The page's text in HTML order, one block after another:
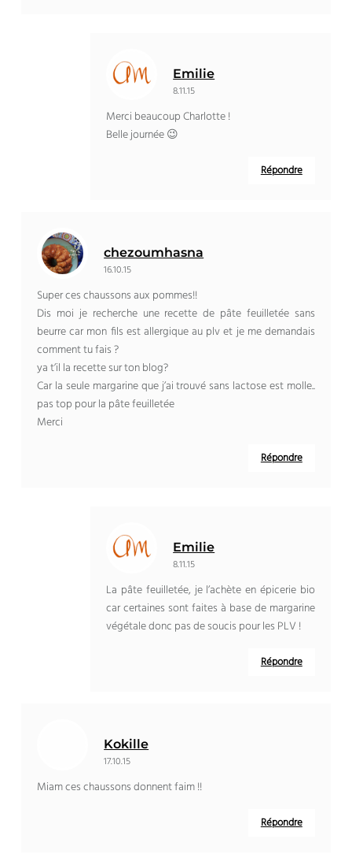
Emilie
8.11.15
Merci beaucoup Charlotte !
Belle journée 😉
Répondre
chezoumhasna
16.10.15
Super ces chaussons aux pommes!!
Dis moi je recherche une recette de pâte feuilletée sans
beurre car mon fils est allergique au plv et je me demandais
comment tu fais ?
ya t’il la recette sur ton blog?
Car la seule margarine que j’ai trouvé sans lactose est molle..
pas top pour la pâte feuilletée
Merci
Répondre
Emilie
8.11.15
La pâte feuilletée, je l’achète en épicerie bio
car certaines sont faites à base de margarine
végétale donc pas de soucis pour les PLV !
Répondre
Kokille
17.10.15
Miam ces chaussons donnent faim !!
Répondre